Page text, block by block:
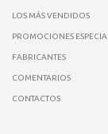
LOS MÁS VENDIDOS
PROMOCIONES
FABRICANTES
COMENTARIOS
CONTACTOS